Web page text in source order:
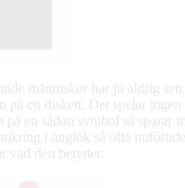
människor har ju aldrig sett
på en diskett. Det spelar
på en sådan symbol så sparar
i ånglok så ofta
vad den betyder.